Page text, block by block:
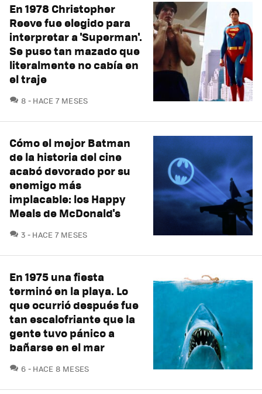
En 1978 Christopher
Reeve fue elegido para
interpretar a 'Superman'.
Se puso tan mazado que
literalmente no cabía en
el traje
8 COMENTARIOS
HACE 7 MESES
Cómo el mejor Batman
de la historia del cine
acabó devorado por su
enemigo más
implacable: los Happy
Meals de McDonald's
3 COMENTARIOS
HACE 7 MESES
En 1975 una fiesta
terminó en la playa. Lo
que ocurrió después fue
tan escalofriante que la
gente tuvo pánico a
bañarse en el mar
6 COMENTARIOS
HACE 8 MESES